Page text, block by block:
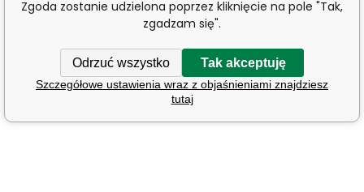
Zgoda zostanie udzielona poprzez kliknięcie na pole "Tak,
zgadzam się".
Odrzuć wszystko Tak akceptuję
Szczegółowe ustawienia wraz z objaśnieniami znajdziesz
tutaj